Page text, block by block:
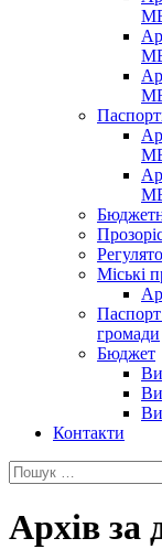
Міські
Паспорт
громади
Бюджет
Контакти
Пошук:
Архів за